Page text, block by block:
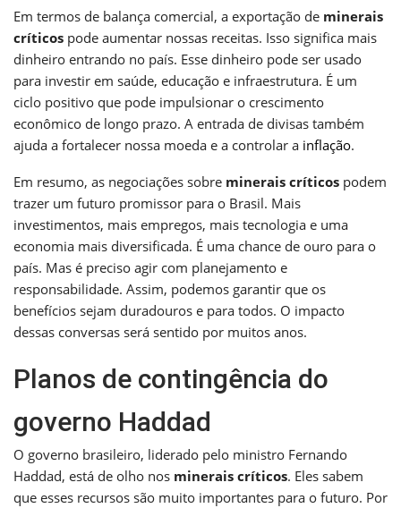
Em termos de balança comercial, a exportação de minerais
críticos pode aumentar nossas receitas. Isso significa mais
dinheiro entrando no país. Esse dinheiro pode ser usado
para investir em saúde, educação e infraestrutura. É um
ciclo positivo que pode impulsionar o crescimento
econômico de longo prazo. A entrada de divisas também
ajuda a fortalecer nossa moeda e a controlar a inflação.
Em resumo, as negociações sobre minerais críticos podem
trazer um futuro promissor para o Brasil. Mais
investimentos, mais empregos, mais tecnologia e uma
economia mais diversificada. É uma chance de ouro para o
país. Mas é preciso agir com planejamento e
responsabilidade. Assim, podemos garantir que os
benefícios sejam duradouros e para todos. O impacto
dessas conversas será sentido por muitos anos.
Planos de contingência do
governo Haddad
O governo brasileiro, liderado pelo ministro Fernando
Haddad, está de olho nos minerais críticos. Eles sabem
que esses recursos são muito importantes para o futuro. Por